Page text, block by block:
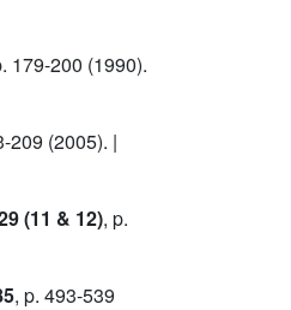
179-200 (1990).
209 (2005). |
(11 & 12), p.
, p. 493-539